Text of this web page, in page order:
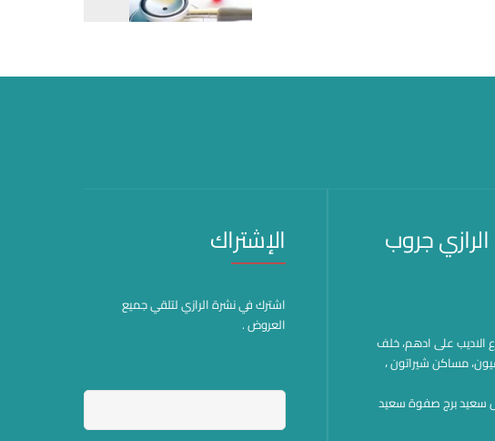
جروب
شارع الاديب على ادهم، خلف
مساكن شيراتون ،
طنطا :71 ش سعيد برج صفوة سعيد
الإشتراك
اشترك في نشرة الرازي لتلقي جميع
العروض .